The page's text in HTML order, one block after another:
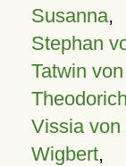
Susanna,
Stephan
Tatwin
Theodorich
Vissia von
Wigbert,